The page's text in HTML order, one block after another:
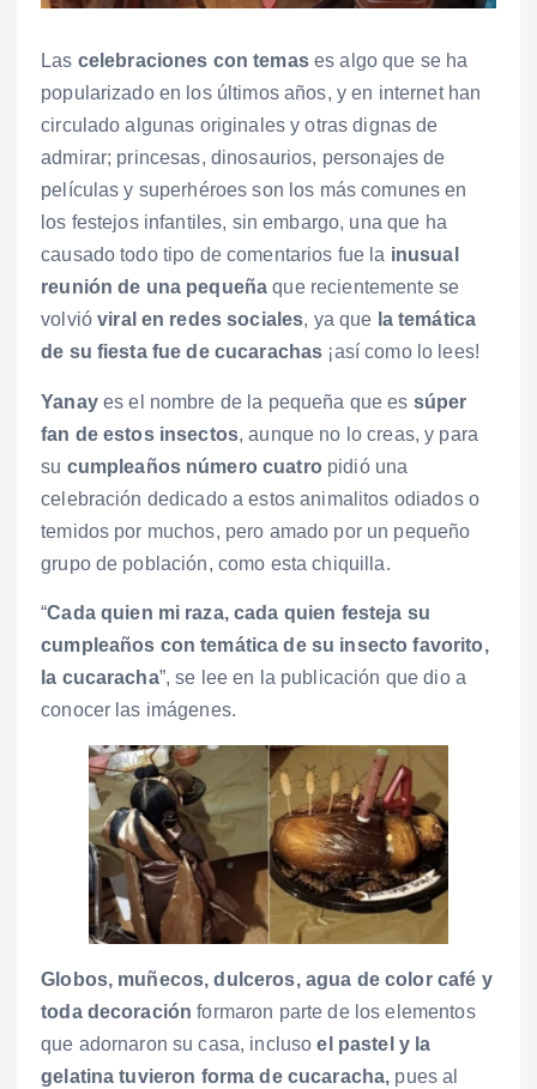
Las celebraciones con temases algo que se ha
popularizado en los últimos años, y en internet han
circulado algunas originales y otras dignas de
admirar; princesas, dinosaurios, personajes de
películas y superhéroes son los más comunes en
los festejos infantiles, sin embargo, una que ha
causado todo tipo de comentarios fue la inusual
reunión de una pequeña que recientemente se
volvióviral en redes sociales, ya que la temática
de su fiesta fue de cucarachas ¡así como lo lees!
Yanay es el nombre de la pequeña que es súper
fan de estos insectos, aunque no lo creas, y para
su cumpleaños número cuatro pidió una
celebración dedicado a estos animalitos odiados o
temidos por muchos, pero amado por un pequeño
grupo de población, como esta chiquilla.
“Cada quien mi raza, cada quien festeja su
cumpleaños con temática de su insecto favorito,
la cucaracha”, se lee en la publicación que dio a
conocer las imágenes.
Globos, muñecos, dulceros, agua de color café y
toda decoración formaron parte de los elementos
que adornaron su casa, inclusoel pastel y la
gelatina tuvieron forma de cucaracha, pues al